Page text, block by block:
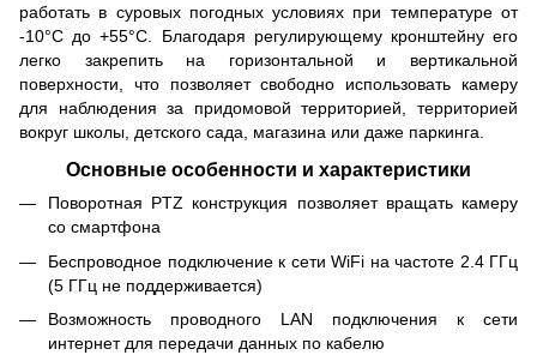
работать в суровых погодных условиях при температуре от
-10°C до +55°C. Благодаря регулирующему кронштейну его
легко закрепить на горизонтальной и вертикальной
поверхности, что позволяет свободно использовать камеру
для наблюдения за придомовой территорией, территорией
вокруг школы, детского сада, магазина или даже паркинга.
Основные особенности и характеристики
Поворотная PTZ конструкция позволяет вращать камеру
со смартфона
Беспроводное подключение к сети WiFi на частоте 2.4 ГГц
(5 ГГц не поддерживается)
Возможность проводного LAN подключения к сети
интернет для передачи данных по кабелю